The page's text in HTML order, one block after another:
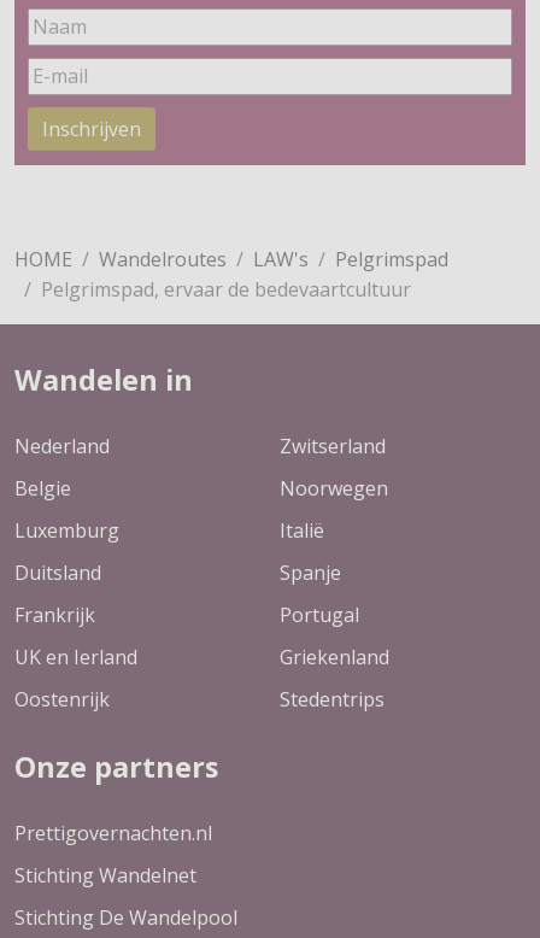
Inschrijven
HOME Wandelroutes LAW's
Pelgrimspad
Pelgrimspad, ervaar de bedevaartcultuur
Wandelen in
Nederland
Belgie
Luxemburg
Duitsland
Frankrijk
UK en Ierland
Oostenrijk
Zwitserland
Noorwegen
Italië
Spanje
Portugal
Griekenland
Stedentrips
Onze partners
Prettigovernachten.nl
Stichting Wandelnet
Stichting De Wandelpool